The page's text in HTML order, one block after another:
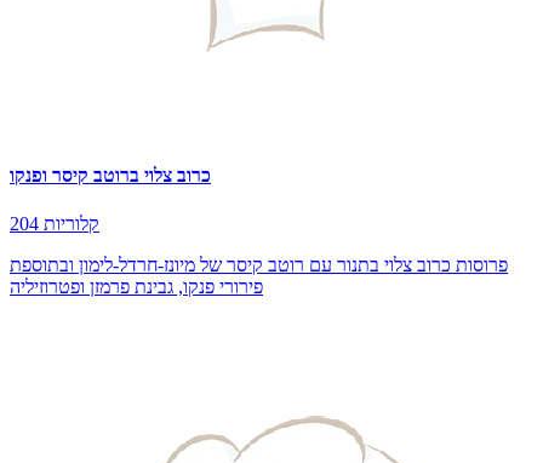
כרוב צלוי ברוטב קיסר ופנקו
204 קלוריות
פרוסות כרוב צלוי בתנור עם רוטב קיסר של מיונז-חרדל-לימון ובתוספת
פירורי פנקו, גבינת פרמזן ופטרוזיליה